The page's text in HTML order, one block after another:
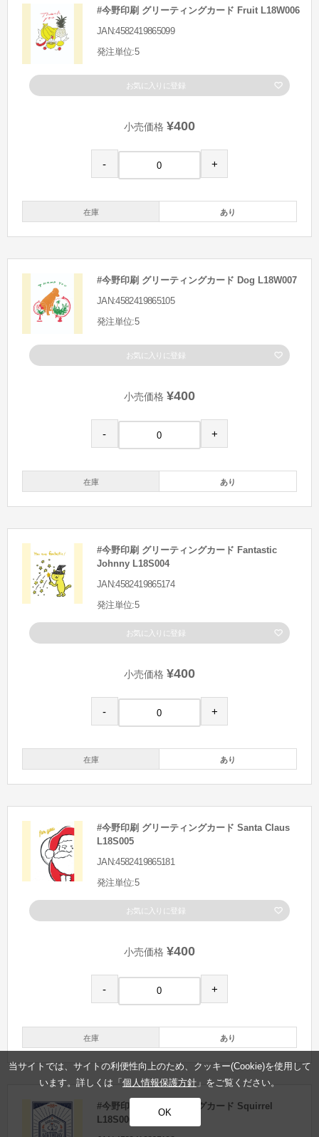
#今野印刷 グリーティングカード Fruit L18W006
JAN:4582419865099
発注単位:5
お気に入りに登録
小売価格 ¥400
- +
在庫 あり
#今野印刷 グリーティングカード Dog L18W007
JAN:4582419865105
発注単位:5
お気に入りに登録
小売価格 ¥400
- +
在庫 あり
#今野印刷 グリーティングカード Fantastic
Johnny L18S004
JAN:4582419865174
発注単位:5
お気に入りに登録
小売価格 ¥400
- +
在庫 あり
#今野印刷 グリーティングカード Santa Claus
L18S005
JAN:4582419865181
発注単位:5
お気に入りに登録
小売価格 ¥400
- +
在庫 あり
#今野印刷 グリーティングカード Squirrel
L18S006
当サイトでは、サイトの利便性向上のため、クッキー(Cookie)を使用して
います。詳しくは「 個人情報保護方針 」をご覧ください。
OK